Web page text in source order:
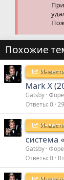
Похожие
Mark X
Gatsby
Ответы 0
система
Gatsby
Ответы 0